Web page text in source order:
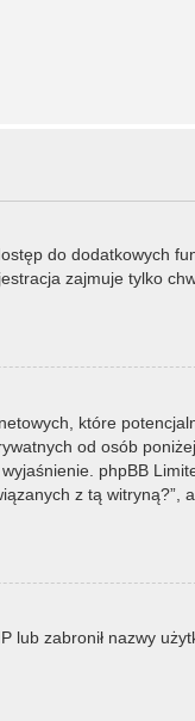
do dodatkowych
zajmuje tylko
które
od osób
phpBB
z tą witryną?”,
lub zabronił nazwy